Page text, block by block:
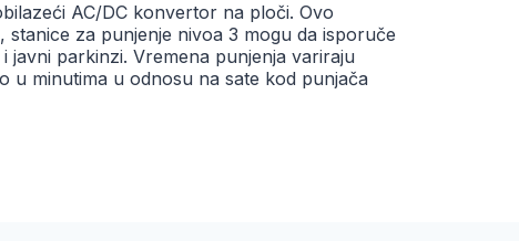
AC/DC konvertor na ploči. Ovo
za punjenje nivoa 3 mogu da isporuče
javni parkinzi. Vremena punjenja variraju
u minutima u odnosu na sate kod punjača